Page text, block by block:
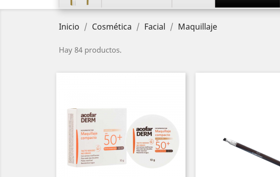
Inicio Cosmética Facial Maquillaje
Hay 84 productos.